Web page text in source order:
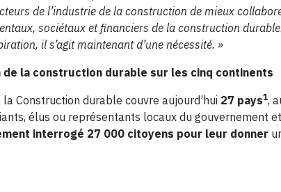
de l’industrie de la construction de mieux
sociétaux et financiers de la construction
il s’agit maintenant d’une nécessité. »
de la construction durable sur les cinq continents
Construction durable couvre aujourd’hui 27 pays1,
élus ou représentants locaux du gouvernement
interrogé 27 000 citoyens pour leur donner